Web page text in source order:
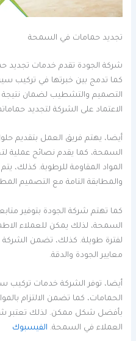
تجديد حمامات في السمحة
شركة الجودة تقدم خدمات تجديد
كما تدمج بين خبرتها في تركيب
التصميم والتشطيب لضمان نتيجة
الاعتماد على الشركة لتجديد
أيضا، يهتم فريق العمل بتقديم
السمحة، كما يقدم نصائح عملية
المواد المقاومة للرطوبة. كذلك،
والمطابقة التامة مع التصميم
كما تهتم شركة الجودة بتوفير
السمحة، لذلك يمكن للعملاء
لفترة طويلة. كذلك، تضمن الشركة
معايير الجودة والدقة.
أيضا، توفر الشركة خدمات تركيب
الحمامات، كما تضمن الالتزام
بأفضل شكل ممكن. لذلك تعتبر
العملاء في السمحة. الفيسبوك